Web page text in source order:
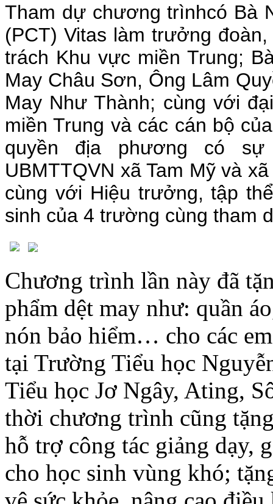
Tham dự chương trìnhcó Bà
(PCT) Vitas làm trưởng
trách Khu vực miền Trung;
May Châu Sơn, Ông Lâm
May Như Thành; cùng với
miền Trung và các cán bộ
quyền địa phương có
UBMTTQVN xã Tam Mỹ và
cùng với Hiệu trưởng, tập
sinh của 4 trường cùng tham
Chương trình lần này đã
phẩm dệt may như: quần
nón bảo hiểm… cho các
tại Trường Tiểu học
Tiểu học Jơ Ngây, Ating,
thời chương trình cũng
hỗ trợ công tác giảng dạy,
cho học sinh vùng khó;